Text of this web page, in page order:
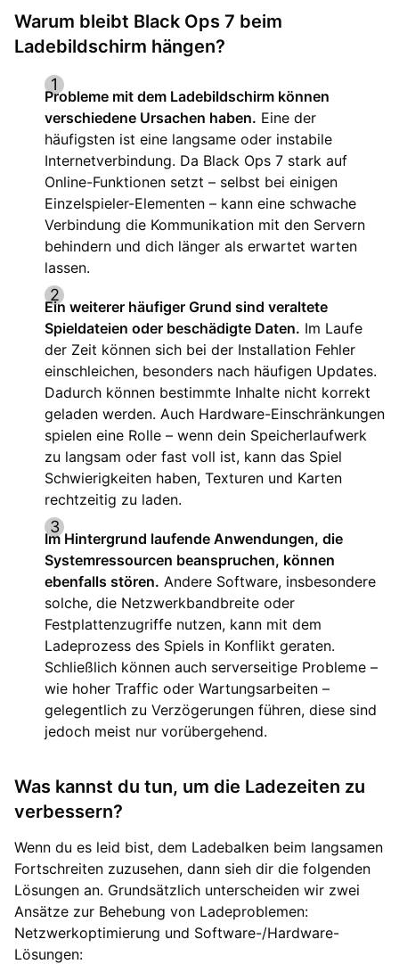
Warum bleibt Black Ops 7 beim
Ladebildschirm hängen?
Probleme mit dem Ladebildschirm können
verschiedene Ursachen haben. Eine der
häufigsten ist eine langsame oder instabile
Internetverbindung. Da Black Ops 7 stark auf
Online-Funktionen setzt – selbst bei einigen
Einzelspieler-Elementen – kann eine schwache
Verbindung die Kommunikation mit den Servern
behindern und dich länger als erwartet warten
lassen.
Ein weiterer häufiger Grund sind veraltete
Spieldateien oder beschädigte Daten. Im Laufe
der Zeit können sich bei der Installation Fehler
einschleichen, besonders nach häufigen Updates.
Dadurch können bestimmte Inhalte nicht korrekt
geladen werden. Auch Hardware-Einschränkungen
spielen eine Rolle – wenn dein Speicherlaufwerk
zu langsam oder fast voll ist, kann das Spiel
Schwierigkeiten haben, Texturen und Karten
rechtzeitig zu laden.
Im Hintergrund laufende Anwendungen, die
Systemressourcen beanspruchen, können
ebenfalls stören. Andere Software, insbesondere
solche, die Netzwerkbandbreite oder
Festplattenzugriffe nutzen, kann mit dem
Ladeprozess des Spiels in Konflikt geraten.
Schließlich können auch serverseitige Probleme –
wie hoher Traffic oder Wartungsarbeiten –
gelegentlich zu Verzögerungen führen, diese sind
jedoch meist nur vorübergehend.
Was kannst du tun, um die Ladezeiten zu
verbessern?
Wenn du es leid bist, dem Ladebalken beim langsamen
Fortschreiten zuzusehen, dann sieh dir die folgenden
Lösungen an. Grundsätzlich unterscheiden wir zwei
Ansätze zur Behebung von Ladeproblemen:
Netzwerkoptimierung und Software-/Hardware-
Lösungen: